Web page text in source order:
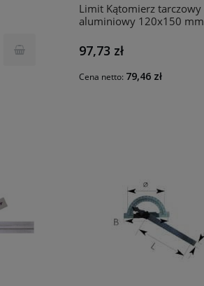
Limit Kątomierz tarczowy
aluminiowy 120x150 mm
97,73 zł
Cena netto: 79,46 zł